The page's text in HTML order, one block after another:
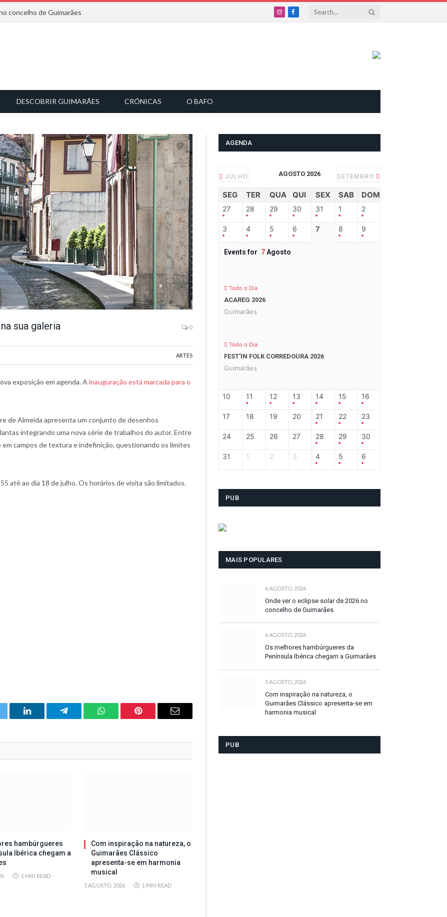
concelho de Guimarães
InstagramFacebook
DESCOBRIR GUIMARÃES CRÓNICAS O BAFO
sua galeria 0
ARTES
exposição em agenda. A inauguração está marcada para o
de Almeida apresenta um conjunto de desenhos
integrando uma nova série de trabalhos do autor. Entre
campos de textura e indefinição, questionando os limites
até ao dia 18 de julho. Os horários de visita são limitados.
LinkedIn Telegram WhatsAppPinterest Email
hambúrgueres
Ibérica chegam a
1 MIN READ
Com inspiração na natureza, o
Guimarães Clássico
apresenta-se em harmonia
musical
5 AGOSTO, 2026 1 MIN READ
AGENDA
JULHO AGOSTO 2026 SETEMBRO
SEG TER QUA QUI SEX SAB DOM
27 28 29 30 31 1 2
3 4 5 6 7 8 9
Events for 7Agosto
Todo o Dia
ACAREG 2026
Guimarães
Todo o Dia
FEST’IN FOLK CORREDOURA 2026
Guimarães
10 11 12 13 14 15 16
17 18 19 20 21 22 23
24 25 26 27 28 29 30
31 1 2 3 4 5 6
PUB
MAIS POPULARES
6 AGOSTO, 2026
Onde ver o eclipse solar de 2026 no
concelho de Guimarães
6 AGOSTO, 2026
Os melhores hambúrgueres da
Península Ibérica chegam a Guimarães
5 AGOSTO, 2026
Com inspiração na natureza, o
Guimarães Clássico apresenta-se em
harmonia musical
PUB